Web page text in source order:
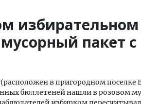
избирательном
пакет с
в пригородном поселке
бюллетеней нашли в розовом